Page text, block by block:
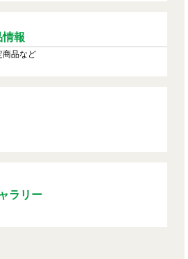
情報
商品など
ラリー